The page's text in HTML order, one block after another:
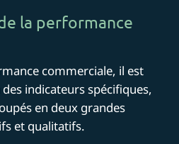
la performance
commerciale, il est
indicateurs spécifiques,
en deux grandes
et qualitatifs.